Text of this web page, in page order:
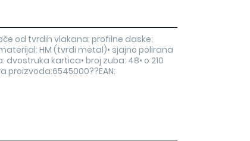
od tvrdih vlakana; profilne daske;
HM (tvrdi metal)• sjajno polirana
kartica• broj zuba: 48• o 210
proizvoda:6545000??EAN: